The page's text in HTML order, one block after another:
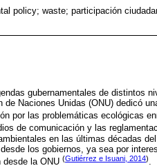
policy; waste; participación
gubernamentales de distintos
Naciones Unidas (ONU) dedicó
por las problemáticas ecológicas
de comunicación y las
en las últimas décadas
los gobiernos, ya sea por
desde la ONU (Gutiérrez e Isuani, 2014).